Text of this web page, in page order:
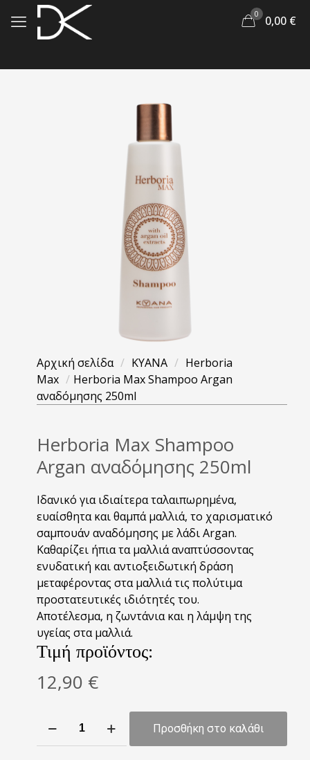
0 0,00 €
Αρχική σελίδα / KYANA / Herboria
Max / Herboria Max Shampoo Argan
αναδόμησης 250ml
Herboria Max Shampoo
Argan αναδόμησης 250ml
Iδανικό για ιδιαίτερα ταλαιπωρηµένα,
ευαίσθητα και θαµπά µαλλιά, το χαρισματικό
σαµπουάν αναδόµησης µε λάδι Argan.
Καθαρίζει ήπια τα µαλλιά αναπτύσσοντας
ενυδατική και αντιοξειδωτική δράση
μεταφέροντας στα µαλλιά τις πολύτιµα
προστατευτικές ιδιότητές του.
Αποτέλεσμα, η ζωντάνια και η λάμψη της
υγείας στα μαλλιά.
Τιμή προϊόντος:
12,90 €
Προσθήκη στο καλάθι